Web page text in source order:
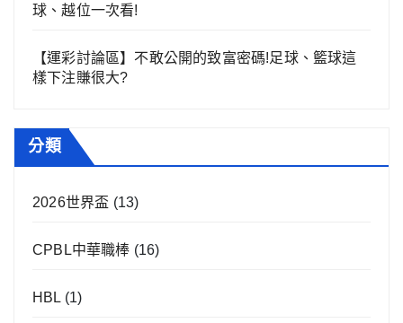
球、越位一次看!
【運彩討論區】不敢公開的致富密碼!足球、籃球這
樣下注賺很大?
分類
2026世界盃 (13)
CPBL中華職棒 (16)
HBL (1)